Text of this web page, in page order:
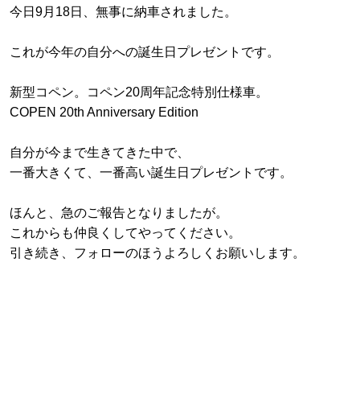
今日9月18日、無事に納車されました。
これが今年の自分への誕生日プレゼントです。
新型コペン。コペン20周年記念特別仕様車。
COPEN 20th Anniversary Edition
自分が今まで生きてきた中で、
一番大きくて、一番高い誕生日プレゼントです。
ほんと、急のご報告となりましたが。
これからも仲良くしてやってください。
引き続き、フォローのほうよろしくお願いします。